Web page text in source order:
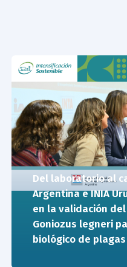
Del laboratorio al
Argentina e INIA
en la validación
Goniozus legneri
biológico de